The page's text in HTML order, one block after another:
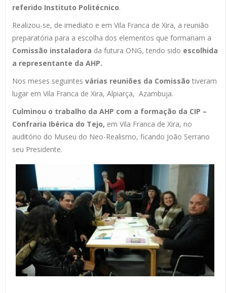
referido Instituto Politécnico.
Realizou-se, de imediato e em Vila Franca de Xira, a reunião
preparatória para a escolha dos elementos que formariam a
Comissão instaladora da futura ONG, tendo sido escolhida
a representante da AHP.
Nos meses seguintes várias reuniões da Comissão tiveram
lugar em Vila Franca de Xira, Alpiarça, Azambuja.
Culminou o trabalho da AHP com a formação da CIP –
Confraria Ibérica do Tejo, em Vila Franca de Xira, no
auditório do Museu do Neo-Realismo, ficando João Serrano
seu Presidente.